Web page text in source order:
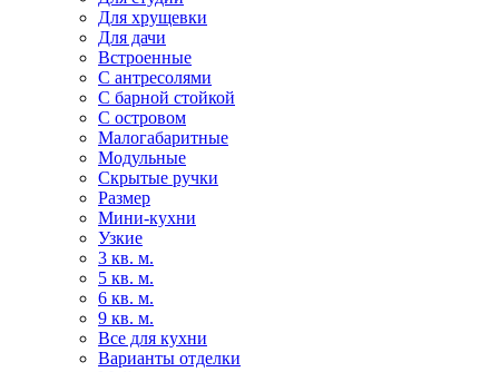
Для хрущевки
Для дачи
Встроенные
С антресолями
С барной стойкой
С островом
Малогабаритные
Модульные
Скрытые ручки
Размер
Мини-кухни
Узкие
3 кв. м.
5 кв. м.
6 кв. м.
9 кв. м.
Все для кухни
Варианты отделки